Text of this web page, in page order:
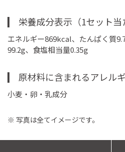
栄養成分表示（1セット当
エネルギー869kcal、たんぱく質
99.2g、食塩相当量0.35g
原材料に含まれるアレル
小麦・卵・乳成分
※ 写真は全てイメージです。